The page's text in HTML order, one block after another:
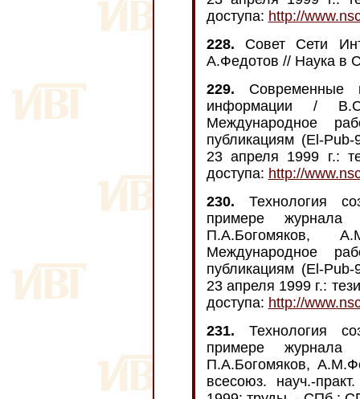
доступа: http://
228. Совет Сети
А.Федотов // Наука в
229. Современные
информации /
Международное
публикациям (El-
23 апреля 1999 г.:
доступа: http://
230. Технология
примере журнала
П.А.Богомяков,
Международное
публикациям (El-
23 апреля 1999 г.:
доступа: http://
231. Технология
примере журнала
П.А.Богомяков,
всесоюз. науч.-